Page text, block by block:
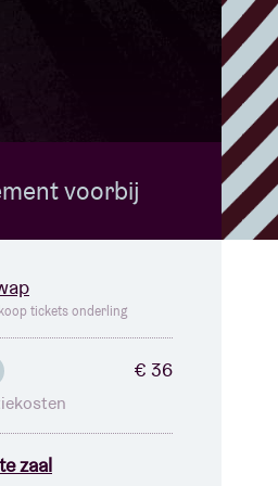
voorbij
tickets onderling
€ 36
zaal